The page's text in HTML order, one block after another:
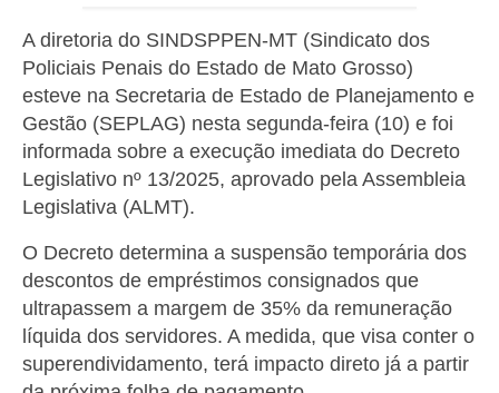
Tabela Salarial do Sistema Penitenciário
Serviços prestados pelo Sindicato dos
Servidores Penitenciários de Mato Grosso
Filie-se
Notícias Gerais
Artigos
Nota de Falecimento
A diretoria do SINDSPPEN-MT (Sindicato dos
Policiais Penais do Estado de Mato Grosso)
esteve na Secretaria de Estado de Planejamento e
Gestão (SEPLAG) nesta segunda-feira (10) e foi
informada sobre a execução imediata do Decreto
Legislativo nº 13/2025, aprovado pela Assembleia
Legislativa (ALMT).
O Decreto determina a suspensão temporária dos
descontos de empréstimos consignados que
ultrapassem a margem de 35% da remuneração
líquida dos servidores. A medida, que visa conter o
superendividamento, terá impacto direto já a partir